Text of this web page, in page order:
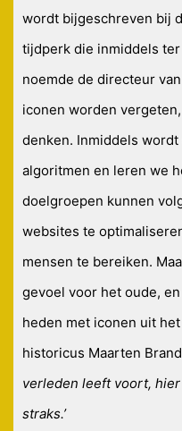
wordt bijgeschreven bij
tijdperk die inmiddels ter
noemde de directeur
iconen worden
denken. Inmiddels
algoritmen en leren we
doelgroepen kunnen
websites te
mensen te bereiken.
gevoel voor het oude,
heden met iconen uit
historicus Maarten
verleden leeft voort,
straks.’